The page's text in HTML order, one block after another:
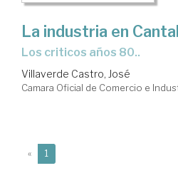
La industria en
Los criticos años 80..
Villaverde Castro, José
Camara Oficial de Comercio e
« 1